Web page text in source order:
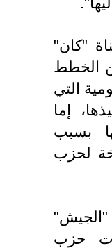
"كان"
الخطط
التي
إما
بسبب
لحزب
حزب